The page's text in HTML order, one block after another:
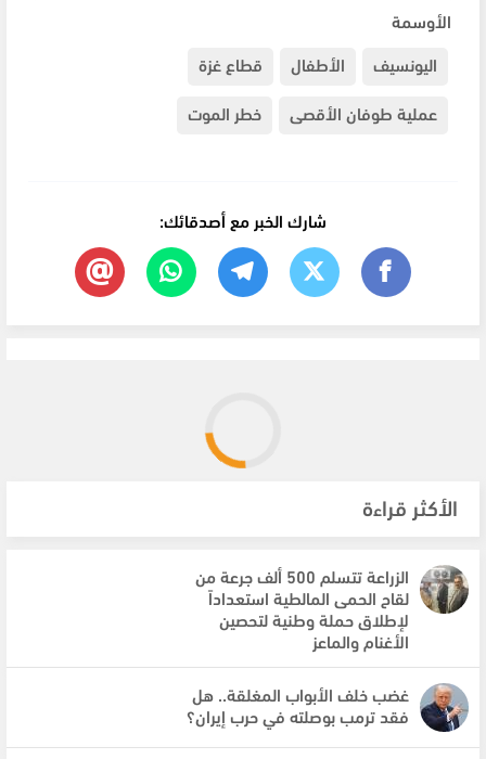
الأوسمة
اليونسيف
الأطفال
قطاع غزة
عملية طوفان الأقصى
خطر الموت
شارك الخبر مع أصدقائك:
الأكثر قراءة
الزراعة تتسلم 500 ألف جرعة من
لقاح الحمى المالطية استعداداً
لإطلاق حملة وطنية لتحصين
الأغنام والماعز
غضب خلف الأبواب المغلقة.. هل
فقد ترمب بوصلته في حرب إيران؟